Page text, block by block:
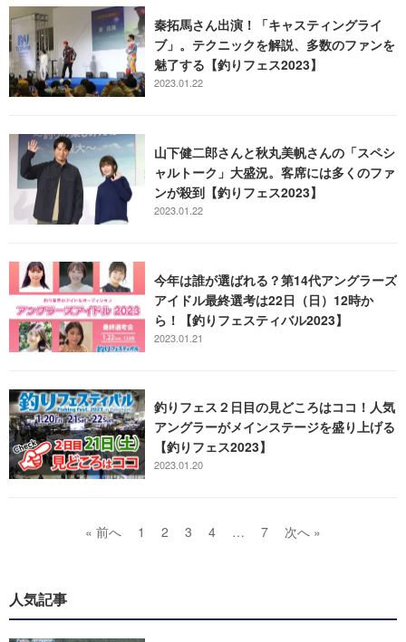
秦拓馬さん出演！「キャスティングライ
ブ」。テクニックを解説、多数のファンを
魅了する【釣りフェス2023】
2023.01.22
山下健二郎さんと秋丸美帆さんの「スペシ
ャルトーク」大盛況。客席には多くのファ
ンが殺到【釣りフェス2023】
2023.01.22
今年は誰が選ばれる？第14代アングラーズ
アイドル最終選考は22日（日）12時か
ら！【釣りフェスティバル2023】
2023.01.21
釣りフェス２日目の見どころはココ！人気
アングラーがメインステージを盛り上げる
【釣りフェス2023】
2023.01.20
« 前へ 1 2 3 4 … 7 次へ »
人気記事